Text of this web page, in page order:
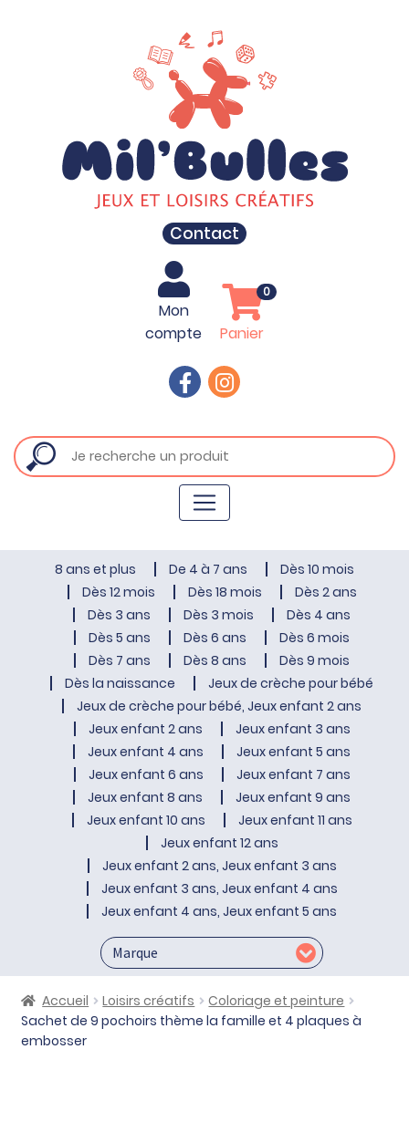
Contact
Mon
compte
Panier
0
8 ans et plus De 4 à 7 ans
Dès 10 mois
Dès 12 mois
Dès 18 mois
Dès 2 ans
Dès 3 ans
Dès 3 mois
Dès 4 ans
Dès 5 ans
Dès 6 ans
Dès 6 mois
Dès 7 ans
Dès 8 ans
Dès 9 mois
Dès la naissance
Jeux de crèche pour bébé
Jeux de crèche pour bébé, Jeux enfant 2 ans
Jeux enfant 2 ans
Jeux enfant 3 ans
Jeux enfant 4 ans
Jeux enfant 5 ans
Jeux enfant 6 ans
Jeux enfant 7 ans
Jeux enfant 8 ans
Jeux enfant 9 ans
Jeux enfant 10 ans
Jeux enfant 11 ans
Jeux enfant 12 ans
Jeux enfant 2 ans, Jeux enfant 3 ans
Jeux enfant 3 ans, Jeux enfant 4 ans
Jeux enfant 4 ans, Jeux enfant 5 ans
Accueil Loisirs créatifs
Coloriage et peinture
Sachet de 9 pochoirs thème la famille et 4 plaques à
embosser